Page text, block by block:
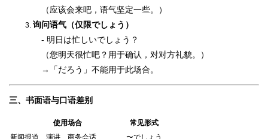
（应该会来吧，语气坚定一些。）
询问语气（仅限でしょう）
- 明日は忙しいでしょう？
（您明天很忙吧？用于确认，对对方礼貌。）
→「だろう」不能用于此场合。
三、书面语与口语差别
使用场合
常见形式
新闻报道、演讲、商务会话
〜でしょう